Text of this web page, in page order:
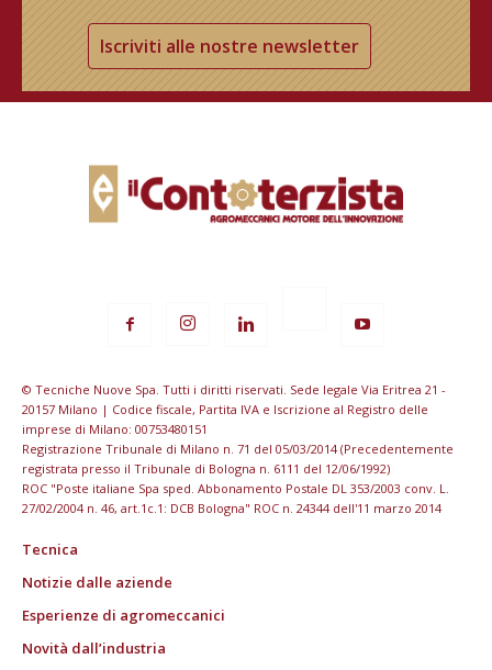
Iscriviti alle nostre newsletter
© Tecniche Nuove Spa. Tutti i diritti riservati. Sede legale Via Eritrea 21 -
20157 Milano | Codice fiscale, Partita IVA e Iscrizione al Registro delle
imprese di Milano: 00753480151
Registrazione Tribunale di Milano n. 71 del 05/03/2014 (Precedentemente
registrata presso il Tribunale di Bologna n. 6111 del 12/06/1992)
ROC "Poste italiane Spa sped. Abbonamento Postale DL 353/2003 conv. L.
27/02/2004 n. 46, art.1c.1: DCB Bologna" ROC n. 24344 dell'11 marzo 2014
Tecnica
Notizie dalle aziende
Esperienze di agromeccanici
Novità dall’industria